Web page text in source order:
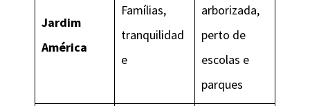
Jardim
América
Famílias,
tranquilidad
e
arborizada,
perto de
escolas e
parques